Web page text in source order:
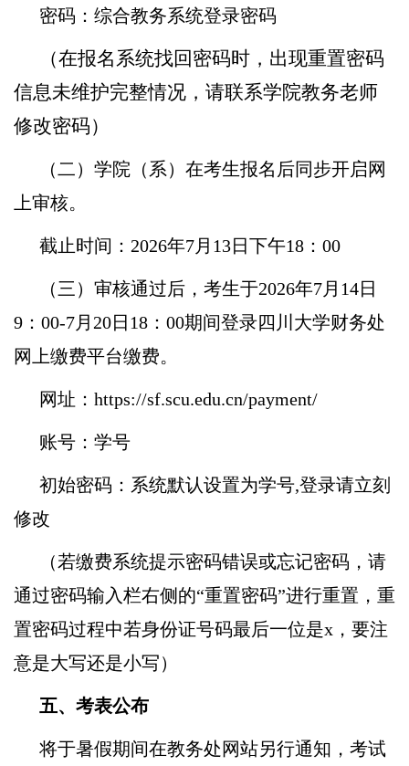
密码：综合教务系统登录密码
（在报名系统找回密码时，出现重置密码
信息未维护完整情况，请联系学院教务老师
修改密码）
（二）学院（系）在考生报名后同步开启网
上审核。
截止时间：2026年7月13日下午18：00
（三）审核通过后，考生于2026年7月14日
9：00-7月20日18：00期间登录四川大学财务处
网上缴费平台缴费。
网址：https://sf.scu.edu.cn/payment/
账号：学号
初始密码：系统默认设置为学号,登录请立刻
修改
（若缴费系统提示密码错误或忘记密码，请
通过密码输入栏右侧的“重置密码”进行重置，重
置密码过程中若身份证号码最后一位是x，要注
意是大写还是小写）
五、考表公布
将于暑假期间在教务处网站另行通知，考试